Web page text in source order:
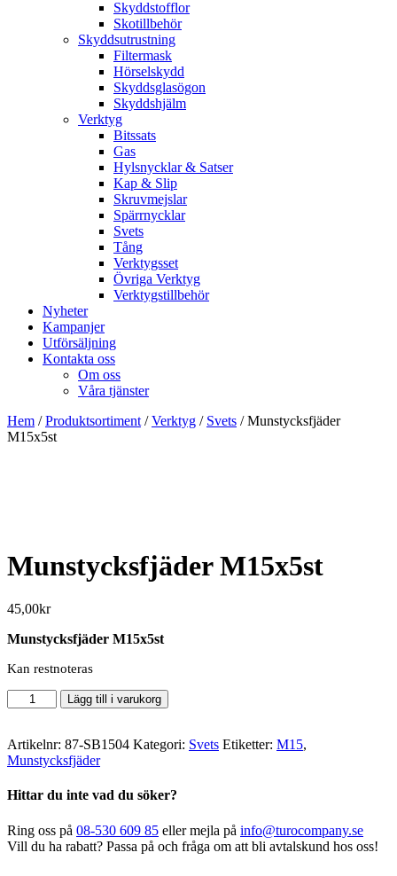
Skyddstofflor
Skotillbehör
Skyddsutrustning
Filtermask
Hörselskydd
Skyddsglasögon
Skyddshjälm
Verktyg
Bitssats
Gas
Hylsnycklar & Satser
Kap & Slip
Skruvmejslar
Spärrnycklar
Svets
Tång
Verktygsset
Övriga Verktyg
Verktygstillbehör
Nyheter
Kampanjer
Utförsäljning
Kontakta oss
Om oss
Våra tjänster
Hem /Produktsortiment /Verktyg / Svets / Munstycksfjäder
M15x5st
Munstycksfjäder M15x5st
45,00kr
Munstycksfjäder M15x5st
Kan restnoteras
Munstycksfjäder
M15x5st
Lägg till i varukorg
Artikelnr: 87-SB1504 Kategori: Svets Etiketter: M15,
Munstycksfjäder
Hittar du inte vad du söker?
Ring oss på 08-530 609 85 eller mejla på info@turocompany.se
Vill du ha rabatt? Passa på och fråga om att bli avtalskund hos oss!